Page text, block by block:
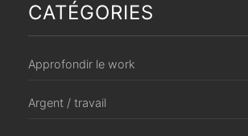
CATÉGORIES
Approfondir le work
Argent / travail